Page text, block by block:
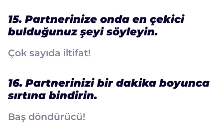
15. Partnerinize onda en çekici
bulduğunuz şeyi söyleyin.
Çok sayıda iltifat!
16. Partnerinizi bir dakika boyunca
sırtına bindirin.
Baş döndürücü!